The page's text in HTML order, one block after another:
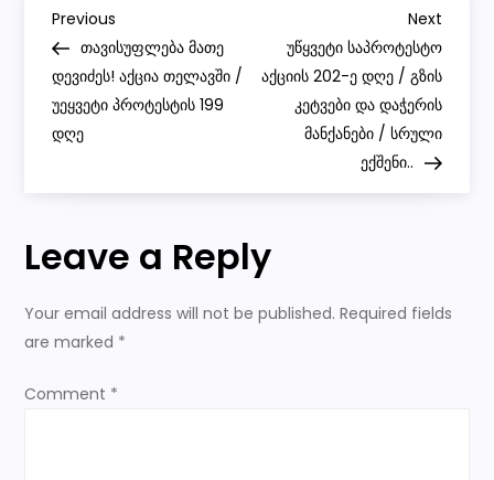
day
of
non
stop
P
o
s
t
n
a
v
i
Previous
Post
Previous
თავისუფლება მათე
დევიძეს! აქცია თელავში /
უეყვეტი პროტესტის 199
დღე
Next
Post
Next
უწყვეტი საპროტესტო
აქციის 202-ე დღე / გზის
კეტვები და დაჭერის
მანქანები / სრული
ექშენი..
Leave a Reply
Your email address will not be published. Required fields
are marked *
Comment *